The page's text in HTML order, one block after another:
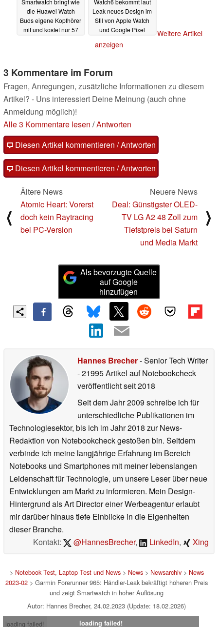
die Huawei Watch
Buds eigene Kopfhörer
mit und kostet nur 57
Leak neues Design im
Stil von Apple Watch
und Google Pixel
Weitere Artikel
anzeigen
3 Kommentare im Forum
Fragen, Anregungen, zusätzliche Informationen zu diesem
Artikel? - Uns interessiert Deine Meinung (auch ohne
Anmeldung möglich)!
Alle 3 Kommentare lesen /Antworten
Diesen Artikel kommentieren / Antworten
Diesen Artikel kommentieren / Antworten
⟨
Ältere News
Atomic Heart: Vorerst
doch kein Raytracing
bei PC-Version
Neuere News
Deal: Günstigster OLED-
TV LG A2 48 Zoll zum
Tiefstpreis bei Saturn
und Media Markt
⟩
Als bevorzugte Quelle
auf Google
hinzufügen
Hannes Brecher- Senior Tech Writer
- 21995 Artikel auf Notebookcheck
veröffentlichtseit 2018
Seit dem Jahr 2009 schreibe ich für
unterschiedliche Publikationen im
Technologiesektor, bis ich im Jahr 2018 zur News-
Redaktion von Notebookcheck gestoßen bin. Seitdem
verbinde ich meine langjährige Erfahrung im Bereich
Notebooks und Smartphones mit meiner lebenslangen
Leidenschaft für Technologie, um unsere Leser über neue
Entwicklungen am Markt zu informieren. Mein Design-
Hintergrund als Art Director einer Werbeagentur erlaubt
mir darüber hinaus tiefe Einblicke in die Eigenheiten
dieser Branche.
Kontakt:
@HannesBrecher, LinkedIn, Xing
> Notebook Test, Laptop Test und News> News> Newsarchiv> News
2023-02 > Garmin Forerunner 965: Händler-Leak bekräftigt höheren Preis
und zeigt Smartwatch in hoher Auflösung
Autor: Hannes Brecher, 24.02.2023 (Update: 18.02.2026)
loading failed!
loading failed!